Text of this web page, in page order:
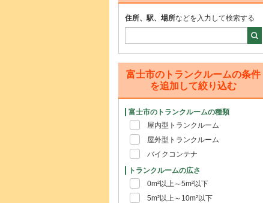
住所、駅、場所などを入力して検索する
富士市のトランクルームの条件
を追加して絞り込む
富士市のトランクルームの種類
屋内型トランクルーム
屋外型トランクルーム
バイクコンテナ
トランクルームの広さ
0m²以上～5m²以下
5m²以上～10m²以下